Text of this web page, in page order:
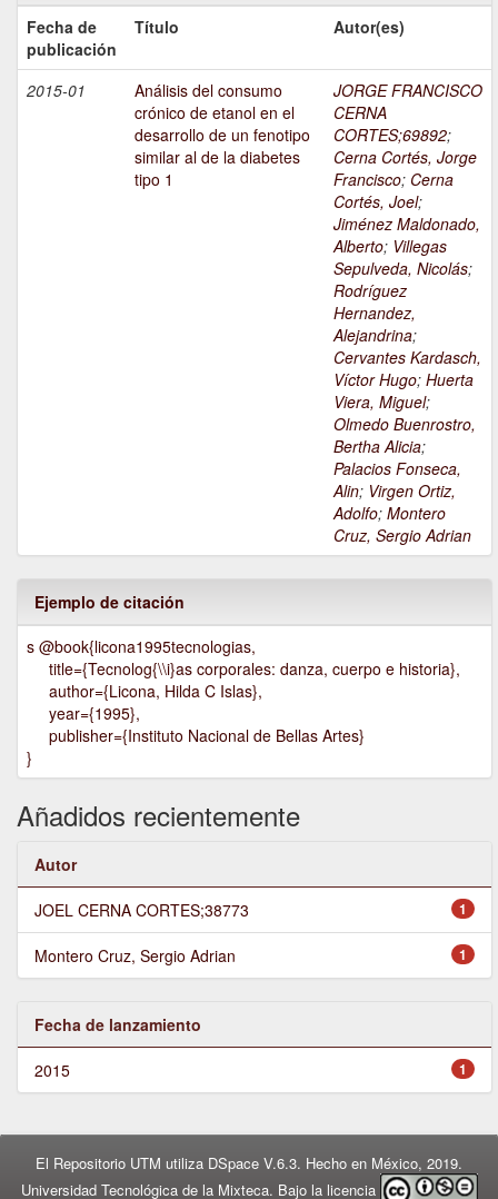
Fecha de
publicación
Título Autor(es)
2015-01
Análisis del consumo
crónico de etanol en el
desarrollo de un fenotipo
similar al de la diabetes
tipo 1
JORGE FRANCISCO
CERNA
CORTES;69892;
Cerna Cortés, Jorge
Francisco; Cerna
Cortés, Joel;
Jiménez Maldonado,
Alberto; Villegas
Sepulveda, Nicolás;
Rodríguez
Hernandez,
Alejandrina;
Cervantes Kardasch,
Víctor Hugo; Huerta
Viera, Miguel;
Olmedo Buenrostro,
Bertha Alicia;
Palacios Fonseca,
Alin; Virgen Ortiz,
Adolfo; Montero
Cruz, Sergio Adrian
Ejemplo de citación
s @book{licona1995tecnologias,
title={Tecnolog{\\i}as corporales: danza, cuerpo e historia},
author={Licona, Hilda C Islas},
year={1995},
publisher={Instituto Nacional de Bellas Artes}
}
Añadidos recientemente
Autor
1
JOEL CERNA CORTES;38773
1
Montero Cruz, Sergio Adrian
Fecha de lanzamiento
1
2015
El Repositorio UTM utiliza DSpace V.6.3. Hecho en México, 2019.
Universidad Tecnológica de la Mixteca. Bajo la licencia